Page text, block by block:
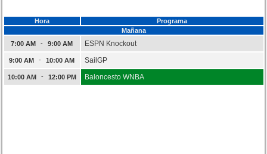
Hora
Programa
Mañana
7:00 AM
- 9:00 AM ESPN Knockout
9:00 AM - 10:00 AM SailGP
10:00 AM - 12:00 PM Baloncesto WNBA